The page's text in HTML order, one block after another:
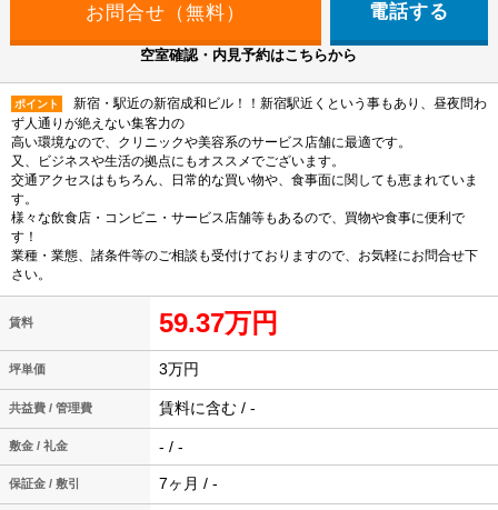
電話する
空室確認・内見予約はこちらから
ポイント
新宿・駅近の新宿成和ビル！！新宿駅近くという事もあり、昼夜問わ
ず人通りが絶えない集客力の
高い環境なので、クリニックや美容系のサービス店舗に最適です。
又、ビジネスや生活の拠点にもオススメでございます。
交通アクセスはもちろん、日常的な買い物や、食事面に関しても恵まれていま
す。
様々な飲食店・コンビニ・サービス店舗等もあるので、買物や食事に便利で
す！
業種・業態、諸条件等のご相談も受付けておりますので、お気軽にお問合せ下
さい。
賃料 59.37万円
坪単価 3万円
共益費 / 管理費 賃料に含む / -
敷金 / 礼金 - / -
保証金 / 敷引 7ヶ月 / -